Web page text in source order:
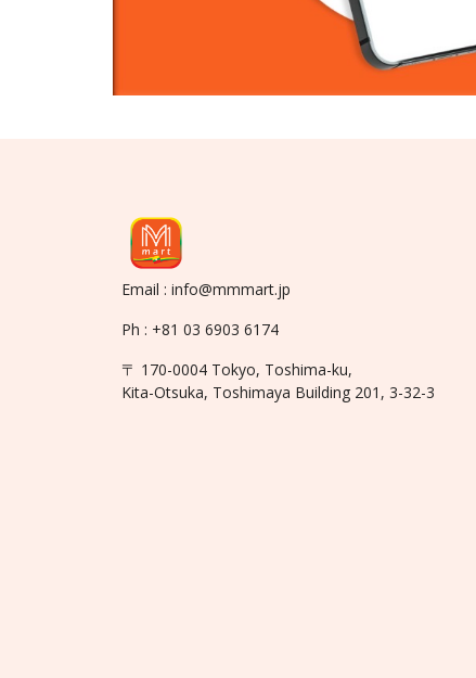
Email : info@mmmart.jp
Ph : +81 03 6903 6174
〒 170-0004 Tokyo, Toshima-ku,
Kita-Otsuka, Toshimaya Building 201, 3-32-3